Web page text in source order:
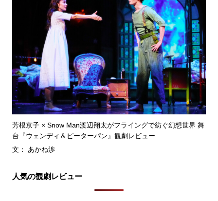
芳根京子 × Snow Man渡辺翔太がフライングで紡ぐ幻想世界 舞
台『ウェンディ＆ピーターパン』観劇レビュー
文： あかね渉
人気の観劇レビュー